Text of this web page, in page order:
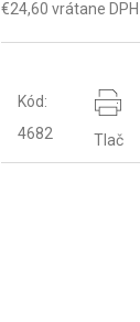
€24,60 vrátane DPH
Kód:
4682
Tlač